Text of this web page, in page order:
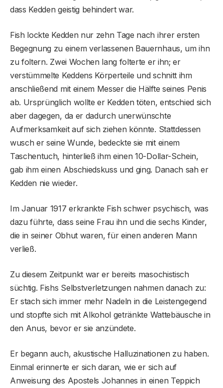
dass Kedden geistig behindert war.
Fish lockte Kedden nur zehn Tage nach ihrer ersten
Begegnung zu einem verlassenen Bauernhaus, um ihn
zu foltern. Zwei Wochen lang folterte er ihn; er
verstümmelte Keddens Körperteile und schnitt ihm
anschließend mit einem Messer die Hälfte seines Penis
ab. Ursprünglich wollte er Kedden töten, entschied sich
aber dagegen, da er dadurch unerwünschte
Aufmerksamkeit auf sich ziehen könnte. Stattdessen
wusch er seine Wunde, bedeckte sie mit einem
Taschentuch, hinterließ ihm einen 10-Dollar-Schein,
gab ihm einen Abschiedskuss und ging. Danach sah er
Kedden nie wieder.
Im Januar 1917 erkrankte Fish schwer psychisch, was
dazu führte, dass seine Frau ihn und die sechs Kinder,
die in seiner Obhut waren, für einen anderen Mann
verließ.
Zu diesem Zeitpunkt war er bereits masochistisch
süchtig. Fishs Selbstverletzungen nahmen danach zu:
Er stach sich immer mehr Nadeln in die Leistengegend
und stopfte sich mit Alkohol getränkte Wattebäusche in
den Anus, bevor er sie anzündete.
Er begann auch, akustische Halluzinationen zu haben.
Einmal erinnerte er sich daran, wie er sich auf
Anweisung des Apostels Johannes in einen Teppich